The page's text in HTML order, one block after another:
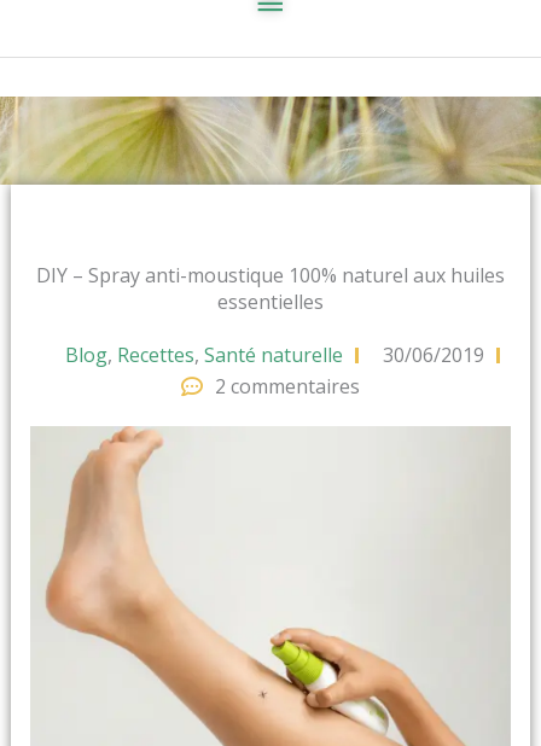
DIY – Spray anti-moustique 100% naturel aux huiles
essentielles
Blog, Recettes, Santé naturelle
30/06/2019
2 commentaires